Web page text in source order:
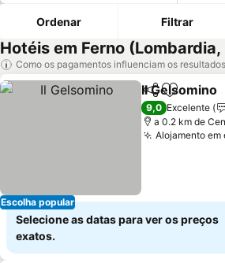
Ordenar Filtrar
Hotéis em Ferno
Como os pagamentos influenciam os resultados
Escolha popular
Partilhar
Il Gelsomino
9,0 Excelente
a 0.2 km de
Alojamento em
Selecione as datas para ver os preços
exatos.